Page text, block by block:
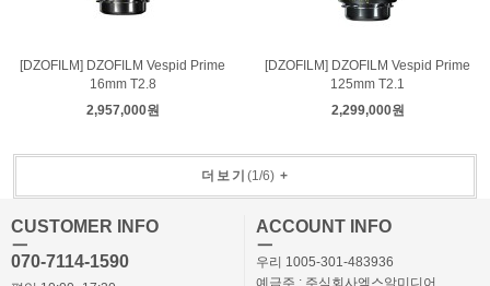
[DZOFILM] DZOFILM Vespid Prime
16mm T2.8
2,957,000원
[DZOFILM] DZOFILM Vespid Prime
125mm T2.1
2,299,000원
더보기 (1/6)+
CUSTOMER INFO
ㅡ
070-7114-1590
ACCOUNT INFO
ㅡ
우리 1005-301-483936
예금주 : 주식회사엑스알미디어